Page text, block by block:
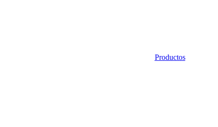
Productos